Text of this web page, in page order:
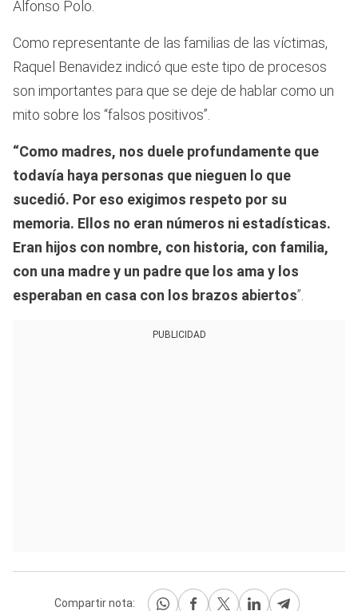
Alfonso Polo.
Como representante de las familias de las víctimas,
Raquel Benavidez indicó que este tipo de procesos
son importantes para que se deje de hablar como un
mito sobre los “falsos positivos”.
“Como madres, nos duele profundamente que
todavía haya personas que nieguen lo que
sucedió. Por eso exigimos respeto por su
memoria. Ellos no eran números ni estadísticas.
Eran hijos con nombre, con historia, con familia,
con una madre y un padre que los ama y los
esperaban en casa con los brazos abiertos”.
PUBLICIDAD
Compartir nota: